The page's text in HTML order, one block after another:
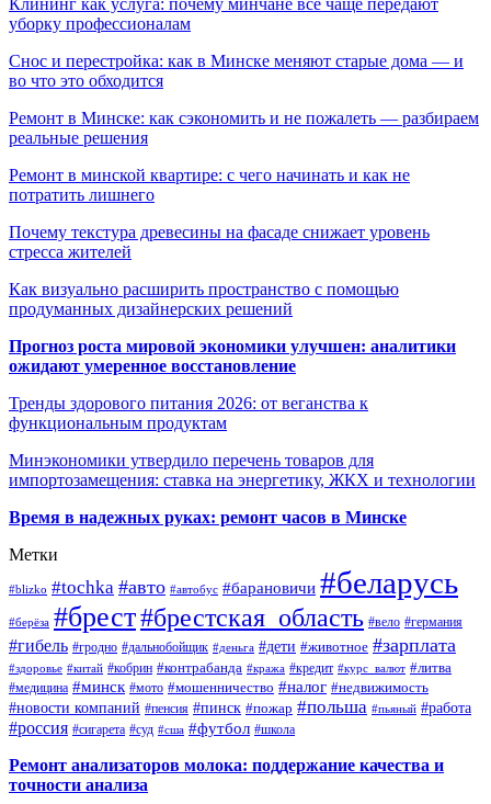
уборку профессионалам
Снос и перестройка: как в Минске меняют старые дома — и
во что это обходится
Ремонт в Минске: как сэкономить и не пожалеть — разбираем
реальные решения
Ремонт в минской квартире: с чего начинать и как не
потратить лишнего
Почему текстура древесины на фасаде снижает уровень
стресса жителей
Как визуально расширить пространство с помощью
продуманных дизайнерских решений
Прогноз роста мировой экономики улучшен: аналитики
ожидают умеренное восстановление
Тренды здорового питания 2026: от веганства к
функциональным продуктам
Минэкономики утвердило перечень товаров для
импортозамещения: ставка на энергетику, ЖКХ и технологии
Время в надежных руках: ремонт часов в Минске
Метки
#blizko #tochka #авто #автобус #барановичи #беларусь
#берёза #брест#брестская_область #вело #германия
#гибель #гродно #дальнобойщик #деньга #дети #животное #зарплата
#здоровье #китай #кобрин #контрабанда #кража #кредит #курс_валют #литва
#медицина #минск #мото #мошенничество #налог #недвижимость
#новости компаний #пенсия #пинск #пожар #польша #пьяный #работа
#россия #сигарета #суд #сша #футбол #школа
Ремонт анализаторов молока: поддержание качества и
точности анализа